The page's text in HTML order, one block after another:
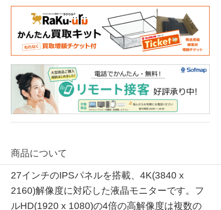
商品について
27インチのIPSパネルを搭載、4K(3840 x
2160)解像度に対応した液晶モニターです。フ
ルHD(1920 x 1080)の4倍の高解像度は複数の